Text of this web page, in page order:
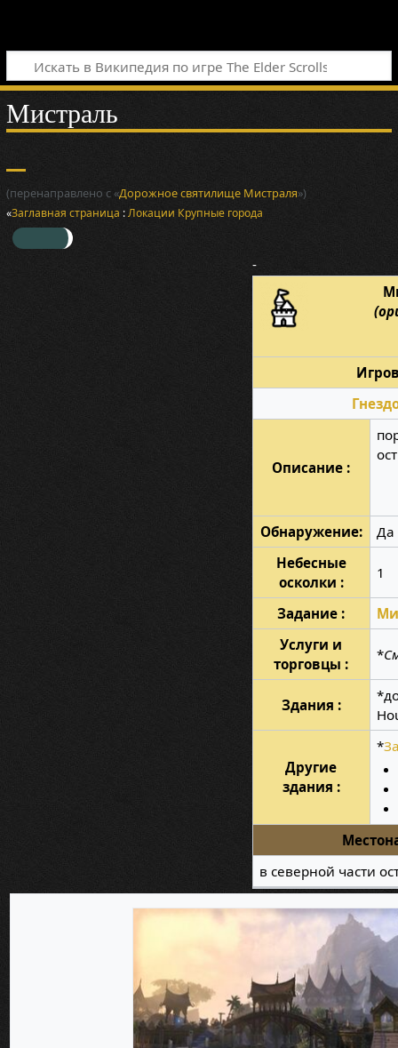
Мистраль
(перенаправлено с «Дорожное святилище Мистраля»)
«Заглавная страница :Локации Крупные города
-
Описание :
Обнаружение:
Да
Небесные
осколки :
1
Задание :
Услуги и
торговцы :
*
Здания :
Другие
здания :
*
в северной части